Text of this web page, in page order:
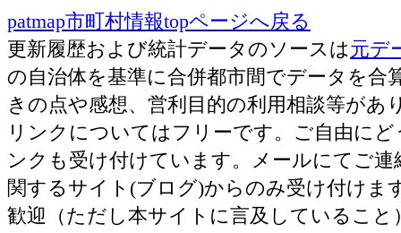
patmap市町村情報topページへ戻る
更新履歴および統計データのソースは元デ
の自治体を基準に合併都市間でデータを
きの点や感想、営利目的の利用相談等があ
リンクについてはフリーです。ご自由に
ンクも受け付けています。メールにてご
関するサイト(ブログ)からのみ受け付け
歓迎（ただし本サイトに言及していること